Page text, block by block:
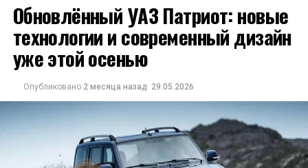
Обновлённый УАЗ Патриот: новые
технологии и современный дизайн
уже этой осенью
Опубликовано 2 месяца назад 29.05.2026